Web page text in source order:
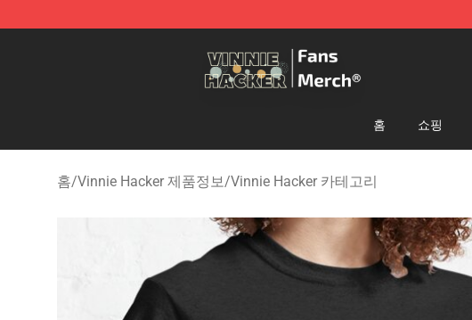
홈 쇼핑
홈/Vinnie Hacker 제품정보/Vinnie Hacker 카테고리